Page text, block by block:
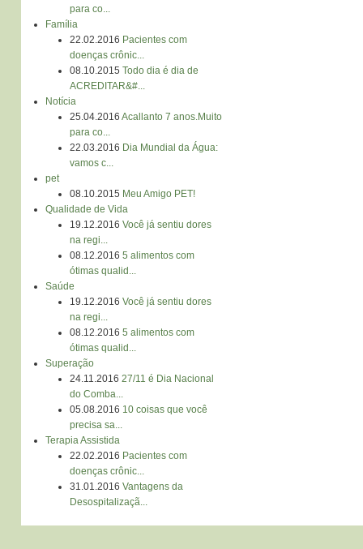
para co...
Família
22.02.2016 Pacientes com
doenças crônic...
08.10.2015 Todo dia é dia de
ACREDITAR&#...
Notícia
25.04.2016 Acallanto 7 anos.Muito
para co...
22.03.2016 Dia Mundial da Água:
vamos c...
pet
08.10.2015 Meu Amigo PET!
Qualidade de Vida
19.12.2016 Você já sentiu dores
na regi...
08.12.2016 5 alimentos com
ótimas qualid...
Saúde
19.12.2016 Você já sentiu dores
na regi...
08.12.2016 5 alimentos com
ótimas qualid...
Superação
24.11.2016 27/11 é Dia Nacional
do Comba...
05.08.2016 10 coisas que você
precisa sa...
Terapia Assistida
22.02.2016 Pacientes com
doenças crônic...
31.01.2016 Vantagens da
Desospitalizaçã...